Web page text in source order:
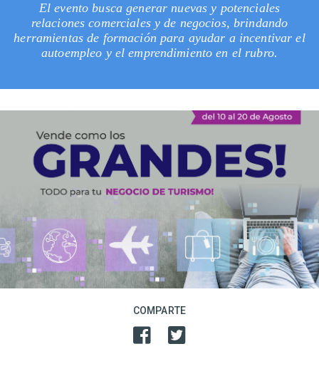
El evento busca generar nuevas y potenciales
relaciones comerciales y de negocios, brindando
herramientas de formación para ayudar a incentivar el
autoempleo y el emprendimiento en el rubro.
COMPARTE